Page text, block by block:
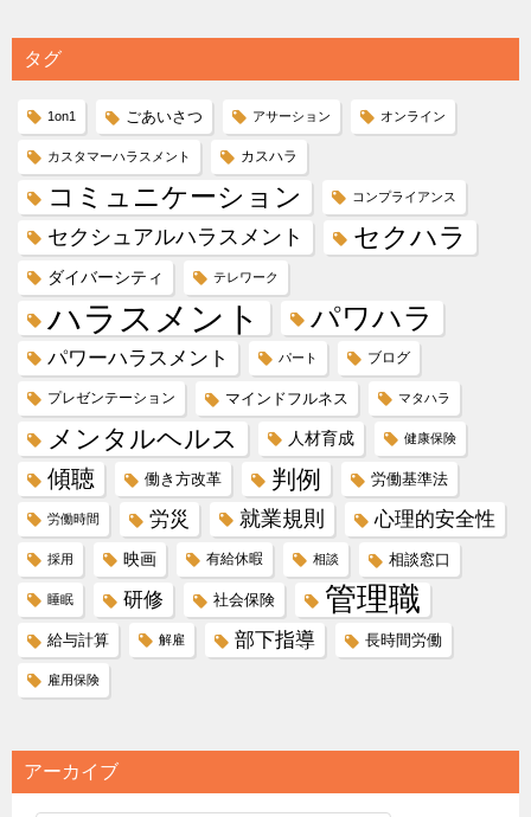
タグ
1on1 ごあいさつ アサーション オンライン
カスタマーハラスメント カスハラ
コミュニケーション コンプライアンス
セクシュアルハラスメント セクハラ
ダイバーシティ テレワーク
ハラスメント パワハラ
パワーハラスメント パート ブログ
プレゼンテーション マインドフルネス マタハラ
メンタルヘルス 人材育成 健康保険
傾聴 働き方改革 判例 労働基準法
労働時間 労災 就業規則 心理的安全性
採用 映画 有給休暇 相談 相談窓口
睡眠 研修 社会保険 管理職
給与計算 解雇 部下指導 長時間労働
雇用保険
アーカイブ